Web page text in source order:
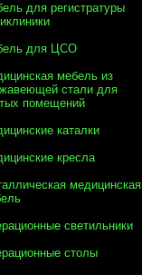
для регистратуры
для ЦСО
мебель из
стали для
помещений
каталки
кресла
медицинская
светильники
столы